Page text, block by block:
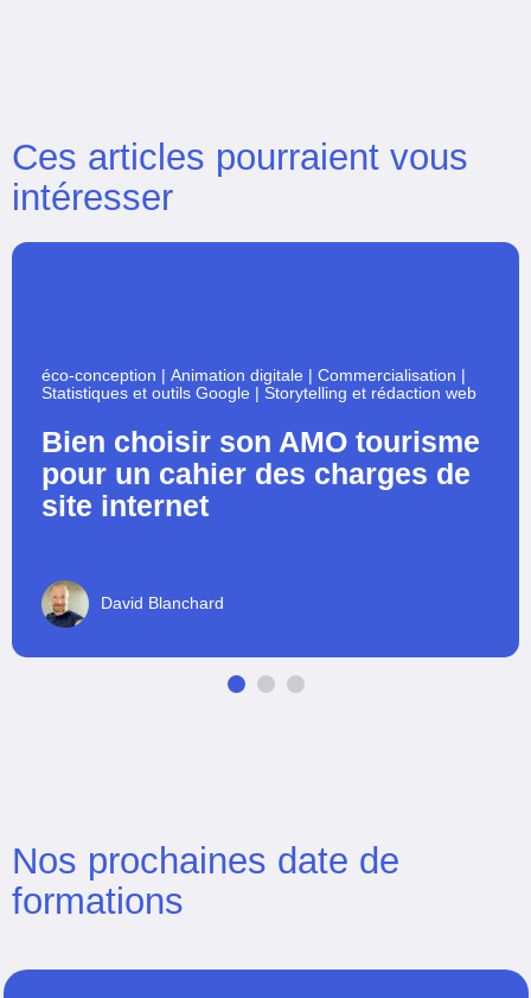
Ces articles pourraient vous
intéresser
éco-conception | Animation digitale | Commercialisation |
Statistiques et outils Google | Storytelling et rédaction web
Bien choisir son AMO tourisme
pour un cahier des charges de
site internet
David Blanchard
Nos prochaines date de
formations